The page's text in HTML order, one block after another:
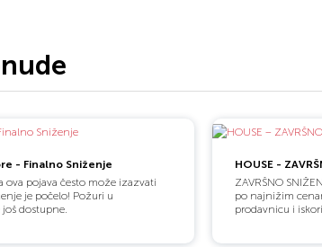
da prilikom jedne posete mogu da
u apoteci, drogeriji, prodavnici
po dobro poznatim niskim Dr. Max
- Finalno Sniženje
ova pojava često može izazvati
je počelo! Požuri u
dostupne.
HOUSE -
ZAVRŠNO
po najnižim
prodavnicu i